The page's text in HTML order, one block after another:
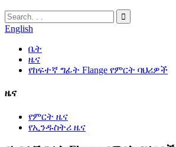
English
ቤት
ዜና
የከፍተኛ ግፊት Flange የምርት ባህሪዎች
ዜና
የምርት ዜና
የኢንዱስትሪ ዜና